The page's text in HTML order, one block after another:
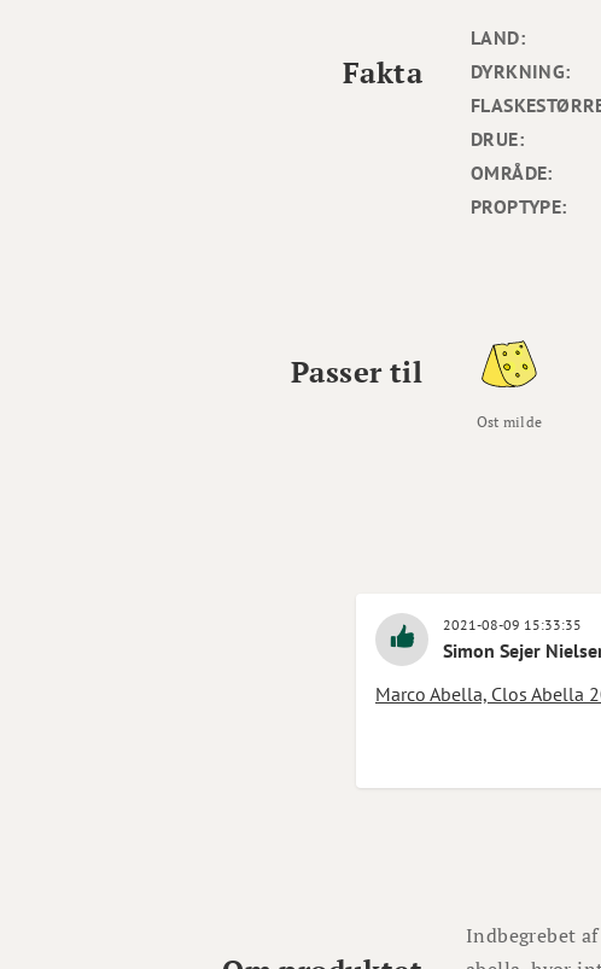
LAND:
DYRKNING:
DRUE:
OMRÅDE:
PROPTYPE:
Fakta
Passer til
Ost milde
2021-08-09 15:33:35
Simon Sejer
Marco Abella, Clos Abella
Indbegrebet